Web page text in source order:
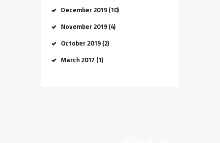
December 2019(10)
November 2019(4)
October 2019(2)
March 2017 (1)